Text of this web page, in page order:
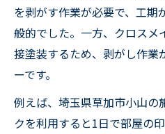
を剥がす作業が必要で、工期
般的でした。一方、クロスメ
接塗装するため、剥がし作業
ーです。
例えば、埼玉県草加市小山の
クを利用すると1日で部屋の